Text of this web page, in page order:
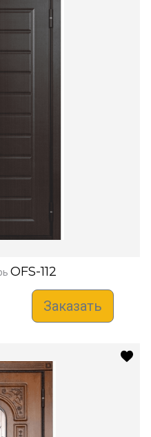
OFS-112
Заказать